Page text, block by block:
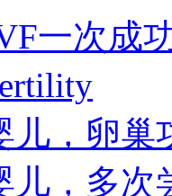
一次成
儿，卵
儿，多次